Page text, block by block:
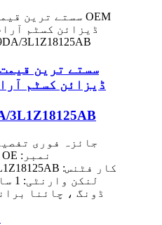
3L1Z18125AB
ڈونگ ، چائنا